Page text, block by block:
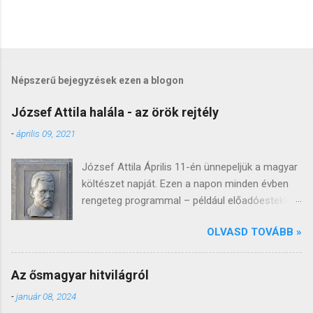
Népszerű bejegyzések ezen a blogon
József Attila halála - az örök rejtély
-április 09, 2021
József Attila Április 11-én ünnepeljük a magyar
költészet napját. Ezen a napon minden évben
rengeteg programmal – például előadóestekkel,
versenyekkel, koncertekkel – tisztelegnek a
költészet előtt, bár természetesen idén ezek a
programok az online térbe helyeződnek. A
költészet napja 1965-től esik erre a napra,
OLVASD TOVÁBB »
Az ősmagyar hitvilágról
-január 08, 2024